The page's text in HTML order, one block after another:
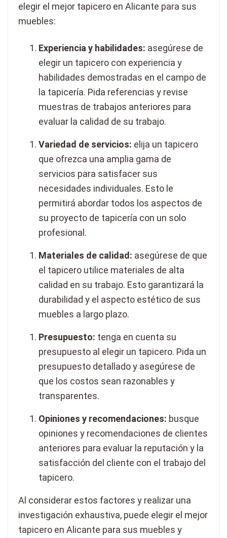
elegir el mejor tapicero en Alicante para sus
muebles:
Experiencia y habilidades: asegúrese de
elegir un tapicero con experiencia y
habilidades demostradas en el campo de
la tapicería. Pida referencias y revise
muestras de trabajos anteriores para
evaluar la calidad de su trabajo.
Variedad de servicios: elija un tapicero
que ofrezca una amplia gama de
servicios para satisfacer sus
necesidades individuales. Esto le
permitirá abordar todos los aspectos de
su proyecto de tapicería con un solo
profesional.
Materiales de calidad: asegúrese de que
el tapicero utilice materiales de alta
calidad en su trabajo. Esto garantizará la
durabilidad y el aspecto estético de sus
muebles a largo plazo.
Presupuesto: tenga en cuenta su
presupuesto al elegir un tapicero. Pida un
presupuesto detallado y asegúrese de
que los costos sean razonables y
transparentes.
Opiniones y recomendaciones: busque
opiniones y recomendaciones de clientes
anteriores para evaluar la reputación y la
satisfacción del cliente con el trabajo del
tapicero.
Al considerar estos factores y realizar una
investigación exhaustiva, puede elegir el mejor
tapicero en Alicante para sus muebles y